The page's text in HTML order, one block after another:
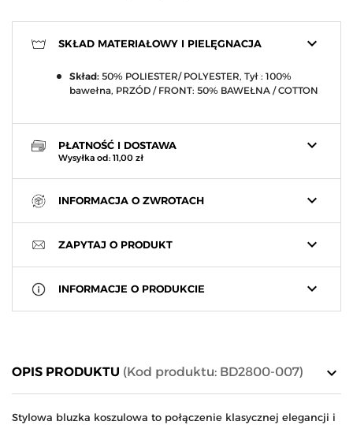
keyboard_arrow_down
SKŁAD MATERIAŁOWY I PIELĘGNACJA
Skład: 50% POLIESTER/ POLYESTER, Tył : 100%
bawełna, PRZÓD / FRONT: 50% BAWEŁNA / COTTON
keyboard_arrow_down
PŁATNOŚĆ I DOSTAWA
Wysyłka od: 11,00 zł
keyboard_arrow_down
INFORMACJA O ZWROTACH
keyboard_arrow_down
ZAPYTAJ O PRODUKT
keyboard_arrow_down
INFORMACJE O PRODUKCIE
keyboard_arrow_down
OPIS PRODUKTU (Kod produktu: BD2800-007)
Stylowa bluzka koszulowa to połączenie klasycznej elegancji i